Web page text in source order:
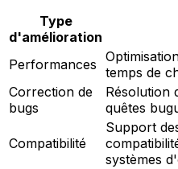
Type
d'amélioration
Performances temps de
Correction de
bugs
Résolution
quêtes
Compatibilité
Support
systèmes